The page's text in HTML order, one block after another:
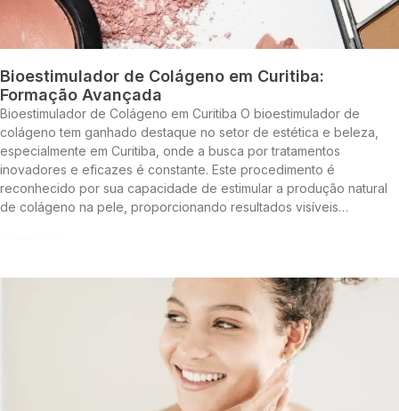
Bioestimulador de Colágeno em Curitiba:
Formação Avançada
Bioestimulador de Colágeno em Curitiba O bioestimulador de
colágeno tem ganhado destaque no setor de estética e beleza,
especialmente em Curitiba, onde a busca por tratamentos
inovadores e eficazes é constante. Este procedimento é
reconhecido por sua capacidade de estimular a produção natural
de colágeno na pele, proporcionando resultados visíveis…